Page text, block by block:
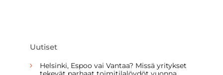
Uutiset
Helsinki, Espoo vai Vantaa? Missä yritykset